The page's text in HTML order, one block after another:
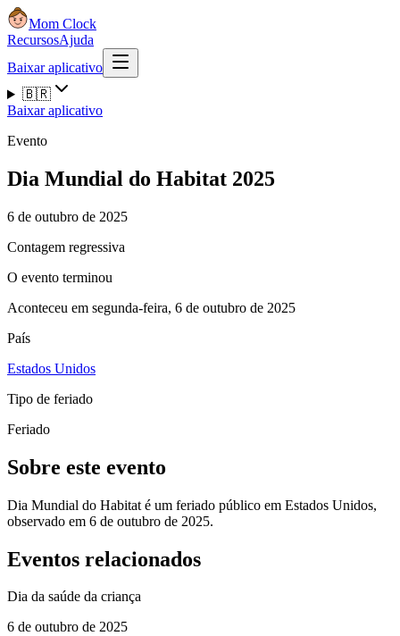
Mom Clock
RecursosAjuda
Baixar aplicativo
🇧🇷
Baixar aplicativo
Evento
Dia Mundial do Habitat 2025
6 de outubro de 2025
Contagem regressiva
O evento terminou
Aconteceu em segunda-feira, 6 de outubro de 2025
País
Estados Unidos
Tipo de feriado
Feriado
Sobre este evento
Dia Mundial do Habitat é um feriado público em Estados Unidos,
observado em 6 de outubro de 2025.
Eventos relacionados
Dia da saúde da criança
6 de outubro de 2025